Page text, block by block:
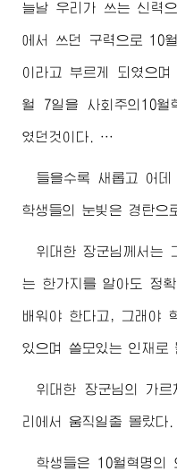
늘날 우리가 쓰는 신력
에서 쓰던 구력으로 10
이라고 부르게 되였으
월 7일을 사회주의10월
였던것이다. …
들을수록 새롭고 어
학생들의 눈빛은 경탄으
위대한 장군님 께서는
는 한가지를 알아도 정
배워야 한다고, 그래야
있으며 쓸모있는 인재로
위대한 장군님 의 가르
리에서 움직일줄 몰랐다.
학생들은 10월혁명의